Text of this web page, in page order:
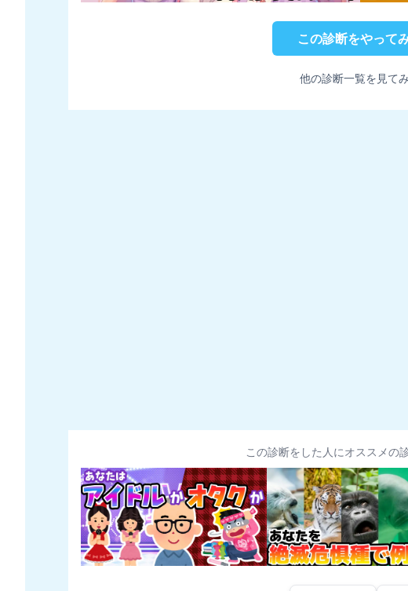
この診断をやって
他の診断一覧を見て
この診断をした人にオススメの